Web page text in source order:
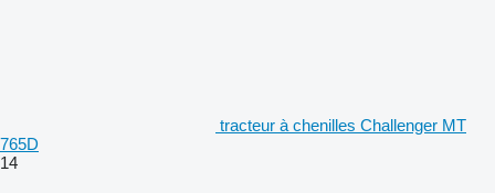
tracteur à chenilles Challenger MT
765D
14